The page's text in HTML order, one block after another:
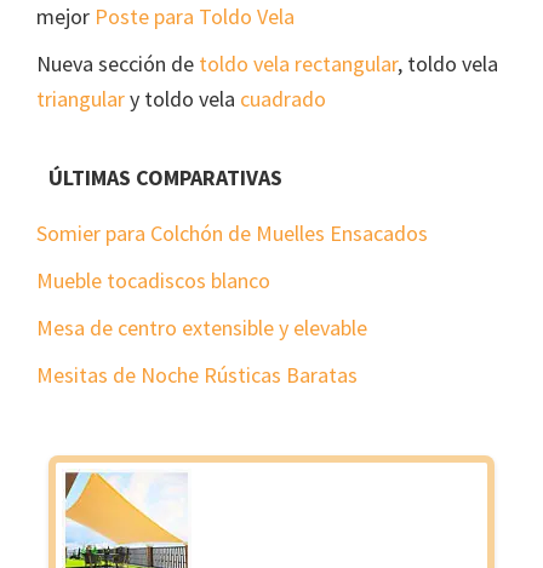
mejor Poste para Toldo Vela
Nueva sección de toldo vela rectangular, toldo vela
triangulary toldo vela cuadrado
ÚLTIMAS COMPARATIVAS
Somier para Colchón de Muelles Ensacados
Mueble tocadiscos blanco
Mesa de centro extensible y elevable
Mesitas de Noche Rústicas Baratas